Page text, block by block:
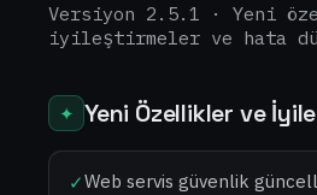
Versiyon 2.5.1 · Yeni
iyileştirmeler ve hata
✦ Yeni Özellikler ve
✓Web servis güvenlik